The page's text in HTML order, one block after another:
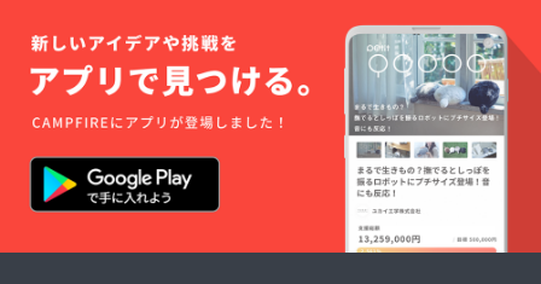
ていた
だきま
す。
（事前
決済
ファス
トパ
ス） ※
クレ
をお持
どの商
品のお
届けは
ござい
ません
のでご
注意く
ださ
い。 ※
レット
サイト
にて、